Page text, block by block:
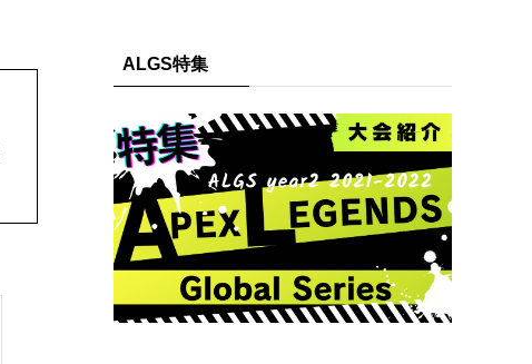
ALGS特集